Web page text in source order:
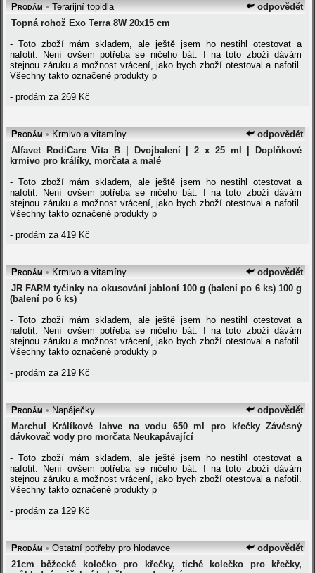
odpovědět
Prodám •Terarijní topidla
Topná rohož Exo Terra 8W 20x15 cm
- Toto zboží mám skladem, ale ještě jsem ho nestihl otestovat a
nafotit. Není ovšem potřeba se ničeho bát. I na toto zboží dávám
stejnou záruku a možnost vrácení, jako bych zboží otestoval a nafotil.
Všechny takto označené produkty p
- prodám za 269 Kč
odpovědět
Prodám •Krmivo a vitamíny
Alfavet RodiCare Vita B | Dvojbalení | 2 x 25 ml | Doplňkové
krmivo pro králíky, morčata a malé
- Toto zboží mám skladem, ale ještě jsem ho nestihl otestovat a
nafotit. Není ovšem potřeba se ničeho bát. I na toto zboží dávám
stejnou záruku a možnost vrácení, jako bych zboží otestoval a nafotil.
Všechny takto označené produkty p
- prodám za 419 Kč
odpovědět
Prodám •Krmivo a vitamíny
JR FARM tyčinky na okusování jabloní 100 g (balení po 6 ks) 100 g
(balení po 6 ks)
- Toto zboží mám skladem, ale ještě jsem ho nestihl otestovat a
nafotit. Není ovšem potřeba se ničeho bát. I na toto zboží dávám
stejnou záruku a možnost vrácení, jako bych zboží otestoval a nafotil.
Všechny takto označené produkty p
- prodám za 219 Kč
odpovědět
Prodám •Napáječky
Marchul Králíkové lahve na vodu 650 ml pro křečky Závěsný
dávkovač vody pro morčata Neukapávající
- Toto zboží mám skladem, ale ještě jsem ho nestihl otestovat a
nafotit. Není ovšem potřeba se ničeho bát. I na toto zboží dávám
stejnou záruku a možnost vrácení, jako bych zboží otestoval a nafotil.
Všechny takto označené produkty p
- prodám za 129 Kč
odpovědět
Prodám •Ostatní potřeby pro hlodavce
21cm běžecké kolečko pro křečky, tiché kolečko pro křečky,